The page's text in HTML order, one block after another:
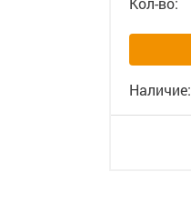
Наличие: